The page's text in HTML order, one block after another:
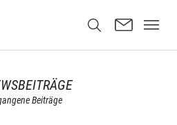
Beiträge